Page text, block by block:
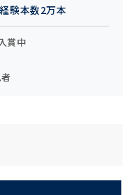
験本数2万本
賞中